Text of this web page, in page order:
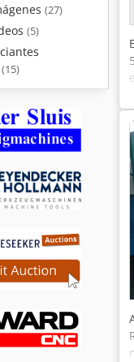
(27)
(5)
(15)